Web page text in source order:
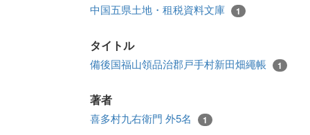
中国五県土地・租税資料文庫 1
タイトル
備後国福山領品治郡戸手村新田畑繩帳 1
著者
喜多村九右衛門 外5名 1